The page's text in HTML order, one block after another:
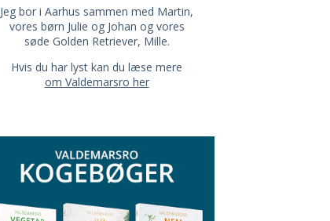
Jeg bor i Aarhus sammen med Martin,
vores børn Julie og Johan og vores
søde Golden Retriever, Mille.
Hvis du har lyst kan du læse mere
om Valdemarsro her